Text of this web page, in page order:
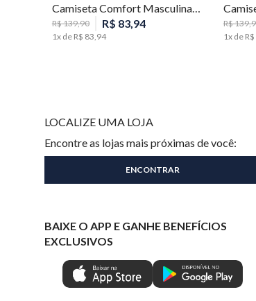
Camiseta Comfort Masculina Individual
R$139,90 R$ 83,94
1x de R$ 83 94
R$139,
1x de R$
LOCALIZE UMA LOJA
Encontre as lojas mais próximas de você:
BAIXE O APP E GANHE BENEFÍCIOS
EXCLUSIVOS